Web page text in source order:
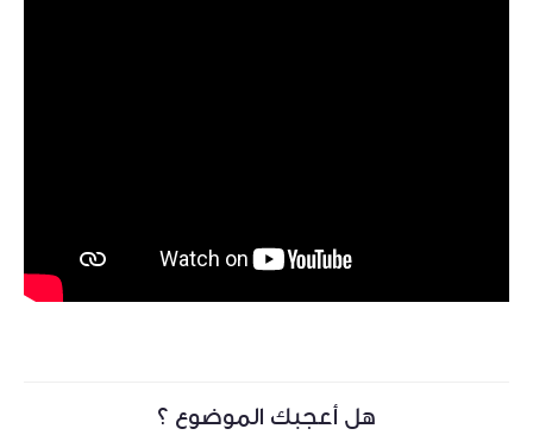
هل أعجبك الموضوع ؟